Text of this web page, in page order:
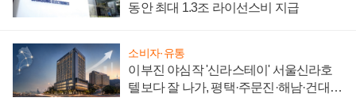
동안 최대 1.3조 라이선스비 지급
소비자·유통
이부진 야심작 '신라스테이' 서울신라호
텔보다 잘 나가, 평택·주문진·해남·건대로